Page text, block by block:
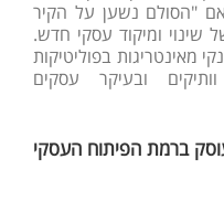
"הסולם נשען על הקיר
שינוי ומיקוד עסקי חדש.
מאינטריגות בפוליטיקות
ובעיקר עסקים
ברמת הפיתוח העסקי